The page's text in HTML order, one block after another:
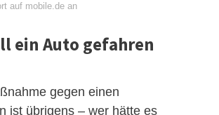
auf mobile.de an
ein Auto gefahren
gegen einen
ist übrigens – wer hätte es